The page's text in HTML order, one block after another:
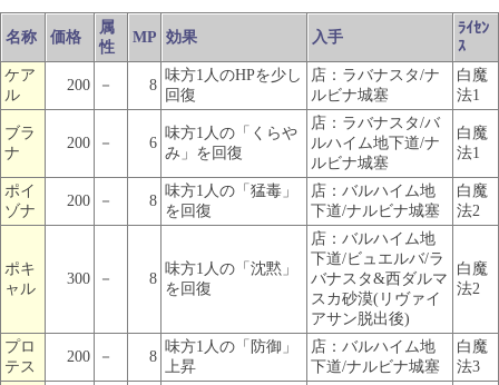
名称 価格
属
性
MP 効果 入手
ﾗｲｾﾝ
ｽ
ケア
ル
200 － 8
味方1人のHPを少し
回復
店：ラバナスタ/ナ
ルビナ城塞
白魔
法1
ブラ
ナ
200 － 6
味方1人の「くらや
み」を回復
店：ラバナスタ/バ
ルハイム地下道/ナ
ルビナ城塞
白魔
法1
ポイ
ゾナ
200 － 8
味方1人の「猛毒」
を回復
店：バルハイム地
下道/ナルビナ城塞
白魔
法2
ポキ
ャル
300 － 8
味方1人の「沈黙」
を回復
店：バルハイム地
下道/ビュエルバ/ラ
バナスタ&西ダルマ
スカ砂漠(リヴァイ
アサン脱出後)
白魔
法2
プロ
テス
200 － 8
味方1人の「防御」
上昇
店：バルハイム地
下道/ナルビナ城塞
白魔
法3